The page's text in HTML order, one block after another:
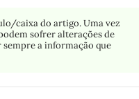
caixa do artigo. Uma vez
sofrer alterações de
a informação que